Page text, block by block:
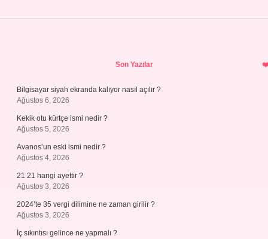
Son Yazılar
Bilgisayar siyah ekranda kalıyor nasıl açılır ?
Ağustos 6, 2026
Kekik otu kürtçe ismi nedir ?
Ağustos 5, 2026
Avanos’un eski ismi nedir ?
Ağustos 4, 2026
21 21 hangi ayettir ?
Ağustos 3, 2026
2024’te 35 vergi dilimine ne zaman girilir ?
Ağustos 3, 2026
İç sıkıntısı gelince ne yapmalı ?